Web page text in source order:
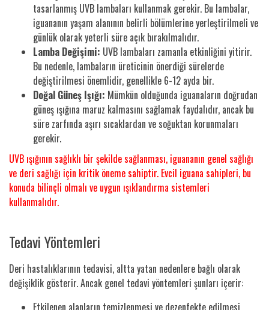
tasarlanmış UVB lambaları kullanmak gerekir. Bu lambalar,
iguananın yaşam alanının belirli bölümlerine yerleştirilmeli ve
günlük olarak yeterli süre açık bırakılmalıdır.
Lamba Değişimi: UVB lambaları zamanla etkinliğini yitirir.
Bu nedenle, lambaların üreticinin önerdiği sürelerde
değiştirilmesi önemlidir, genellikle 6-12 ayda bir.
Doğal Güneş Işığı: Mümkün olduğunda iguanaların doğrudan
güneş ışığına maruz kalmasını sağlamak faydalıdır, ancak bu
süre zarfında aşırı sıcaklardan ve soğuktan korunmaları
gerekir.
UVB ışığının sağlıklı bir şekilde sağlanması, iguananın genel sağlığı
ve deri sağlığı için kritik öneme sahiptir. Evcil iguana sahipleri, bu
konuda bilinçli olmalı ve uygun ışıklandırma sistemleri
kullanmalıdır.
Tedavi Yöntemleri
Deri hastalıklarının tedavisi, altta yatan nedenlere bağlı olarak
değişiklik gösterir. Ancak genel tedavi yöntemleri şunları içerir:
Etkilenen alanların temizlenmesi ve dezenfekte edilmesi